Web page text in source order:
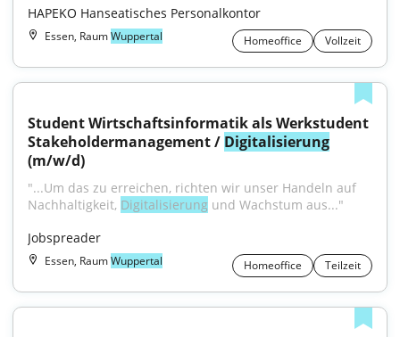
HAPEKO Hanseatisches Personalkontor
Essen, RaumWuppertal Homeoffice Vollzeit
Student Wirtschaftsinformatik als Werkstudent
Stakeholdermanagement / Digitalisierung
(m/w/d)
"...Um das zu erreichen, richten wir unser Handeln auf
Nachhaltigkeit, Digitalisierung und Wachstum aus..."
Jobspreader
Essen, RaumWuppertal Homeoffice Teilzeit